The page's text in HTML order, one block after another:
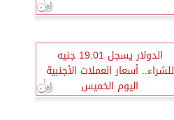
الدولار يسجل 19.01 جنيه
للشراء.. أسعار العملات الأجنبية
اليوم الخميس